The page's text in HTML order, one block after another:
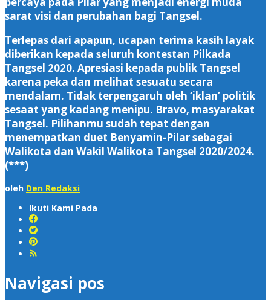
sarat visi dan perubahan bagi Tangsel.
Terlepas dari apapun, ucapan terima kasih layak
diberikan kepada seluruh kontestan Pilkada
Tangsel 2020. Apresiasi kepada publik Tangsel
karena peka dan melihat sesuatu secara
mendalam. Tidak terpengaruh oleh ‘iklan’ politik
sesaat yang kadang menipu. Bravo, masyarakat
Tangsel. Pilihanmu sudah tepat dengan
menempatkan duet Benyamin-Pilar sebagai
Walikota dan Wakil Walikota Tangsel 2020/2024.
(***)
oleh Den Redaksi
Ikuti Kami Pada
Navigasi pos